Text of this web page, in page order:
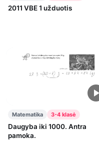
2011 VBE 1 užduotis
Matematika 3-4 klasė
Daugyba iki 1000. Antra
pamoka.